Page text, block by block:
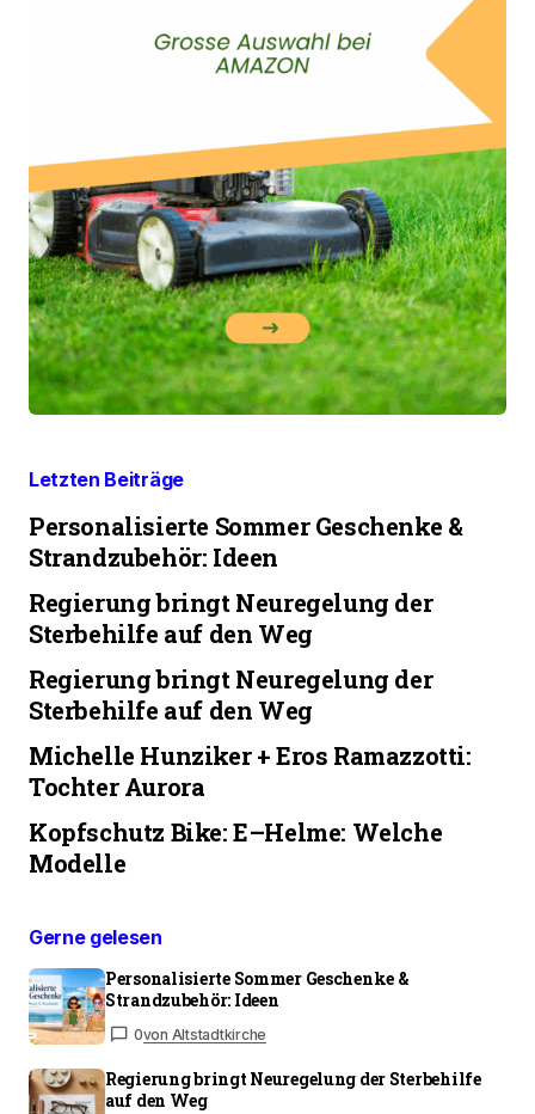
Letzten Beiträge
Personalisierte Sommer Geschenke &
Strandzubehör: Ideen
Regierung bringt Neuregelung der
Sterbehilfe auf den Weg
Regierung bringt Neuregelung der
Sterbehilfe auf den Weg
Michelle Hunziker + Eros Ramazzotti:
Tochter Aurora
Kopfschutz Bike: E–Helme: Welche
Modelle
Gerne gelesen
Personalisierte Sommer Geschenke &
Strandzubehör: Ideen
0von Altstadtkirche
Regierung bringt Neuregelung der Sterbehilfe
auf den Weg